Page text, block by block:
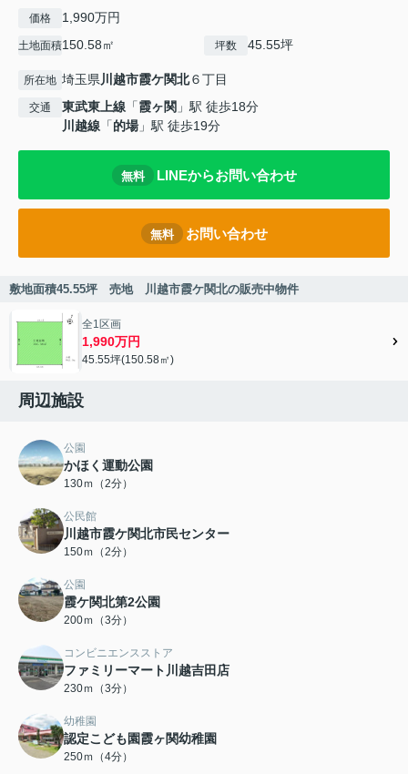
価格 1,990万円
土地面積150.58㎡ 坪数 45.55坪
所在地 埼玉県川越市霞ケ関北６丁目
交通 東武東上線 「霞ヶ関 」駅 徒歩18分
川越線 「的場」駅 徒歩19分
無料 LINEからお問い合わせ
無料 お問い合わせ
敷地面積45.55坪 売地 川越市霞ケ関北の販売中物件
全1区画
1,990万円
45.55坪(150.58㎡)
周辺施設
公園
かほく運動公園
130ｍ（2分）
公民館
川越市霞ケ関北市民センター
150ｍ（2分）
公園
霞ケ関北第2公園
200ｍ（3分）
コンビニエンスストア
ファミリーマート川越吉田店
230ｍ（3分）
幼稚園
認定こども園霞ヶ関幼稚園
250ｍ（4分）